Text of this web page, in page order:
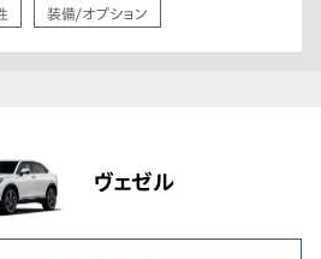
装備/オプション
ヴェゼル